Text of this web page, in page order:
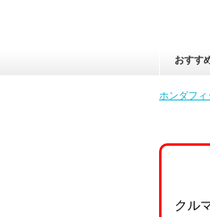
おすす
ホンダフ
クル